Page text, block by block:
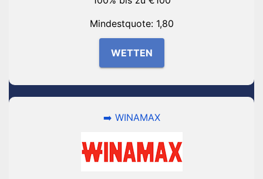
Mindestquote: 1,80
WETTEN
➡️ WINAMAX